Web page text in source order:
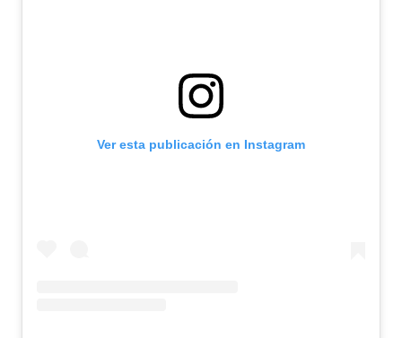
Ver esta publicación en Instagram